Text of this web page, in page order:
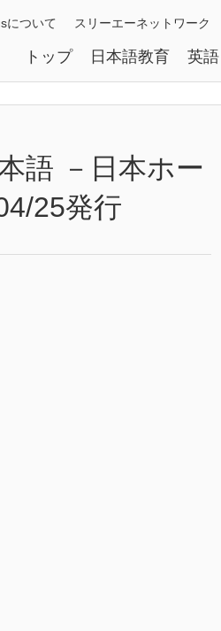
トップ 日本語教育 英
について スリーエーネットワーク
語 －日本ホー
25発行